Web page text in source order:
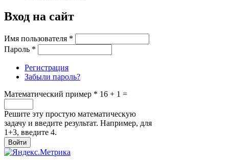
Вход на сайт
Имя пользователя *
Пароль *
Регистрация
Забыли пароль?
Математический пример * 16 + 1 =
Решите эту простую математическую
задачу и введите результат. Например, для
1+3, введите 4.